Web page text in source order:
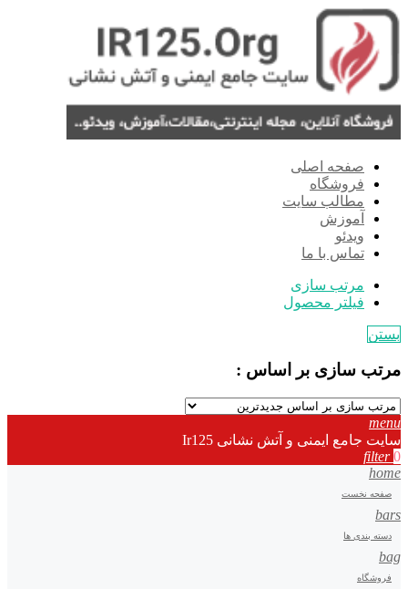
صفحه اصلی
فروشگاه
مطالب سایت
آموزش
ویدئو
تماس با ما
مرتب سازی
فیلتر محصول
بستن
مرتب سازی بر اساس :
menu
سایت جامع ایمنی و آتش نشانی Ir125
filter 0
home
صفحه نخست
bars
دسته بندی ها
bag
فروشگاه